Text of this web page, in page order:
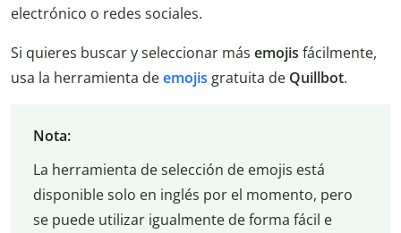
electrónico o redes sociales.
Si quieres buscar y seleccionar más emojis fácilmente,
usa la herramienta deemojis gratuita de Quillbot.
Nota:
La herramienta de selección de emojis está
disponible solo en inglés por el momento, pero
se puede utilizar igualmente de forma fácil e